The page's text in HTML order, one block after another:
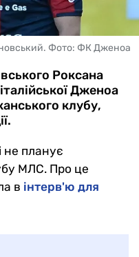
Фото: ФК Дженоа
Роксана
Дженоа
клубу,
не планує
МЛС. Про це
в інтерв'ю для